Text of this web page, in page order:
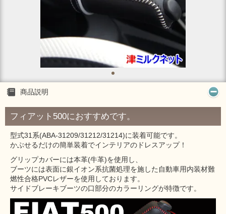
商品説明
フィアット500におすすめです。
型式31系(ABA-31209/31212/31214)に装着可能です。
かぶせるだけの簡単装着でインテリアのドレスアップ！
グリップカバーには本革(牛革)を使用し、
ブーツには表面に銀イオン系抗菌処理を施した自動車用内装材難
燃性合格PVCレザーを使用しております。
サイドブレーキブーツの口部分のカラーリングが特徴です。